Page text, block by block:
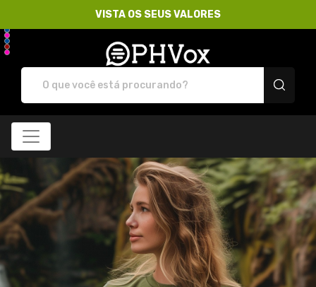
VISTA OS SEUS VALORES